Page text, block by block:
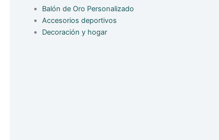
Balón de Oro Personalizado
Accesorios deportivos
Decoración y hogar